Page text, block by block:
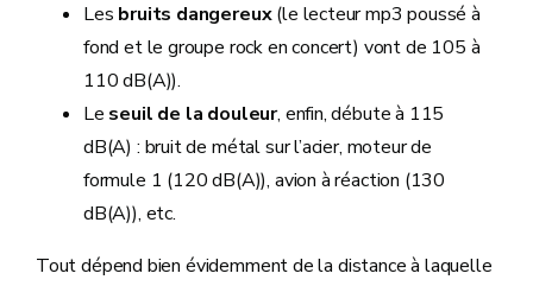
Les bruits dangereux(le lecteur mp3 poussé à
fond et le groupe rock en concert) vont de 105 à
110 dB(A)).
Le seuil de la douleur, enfin, débute à 115
dB(A) : bruit de métal sur l’acier, moteur de
formule 1 (120 dB(A)), avion à réaction (130
dB(A)), etc.
Tout dépend bien évidemment de la distance à laquelle